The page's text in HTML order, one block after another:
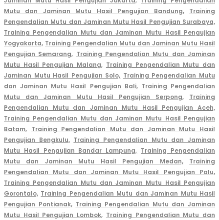
Mutu dan Jaminan Mutu Hasil Pengujian Bandung,
Training
Pengendalian Mutu dan Jaminan Mutu Hasil Pengujian Surabaya,
Training Pengendalian Mutu dan Jaminan Mutu Hasil Pengujian
Yogyakarta, Training Pengendalian Mutu dan Jaminan Mutu Hasil
Pengujian Semarang, Training Pengendalian Mutu dan Jaminan
Mutu Hasil Pengujian Malang, Training Pengendalian Mutu dan
Jaminan Mutu Hasil Pengujian Solo, Training Pengendalian Mutu
dan Jaminan Mutu Hasil Pengujian Bali, Training Pengendalian
Mutu dan Jaminan Mutu Hasil Pengujian Serpong,
Training
Pengendalian Mutu dan Jaminan Mutu Hasil Pengujian Aceh,
Training Pengendalian Mutu dan Jaminan Mutu Hasil Pengujian
Batam, Training Pengendalian Mutu dan Jaminan Mutu Hasil
Pengujian Bengkulu, Training Pengendalian Mutu dan Jaminan
Mutu Hasil Pengujian Bandar Lampung, Training Pengendalian
Mutu dan Jaminan Mutu Hasil Pengujian Medan,
Training
Pengendalian Mutu dan Jaminan Mutu Hasil Pengujian Palu,
Training Pengendalian Mutu dan Jaminan Mutu Hasil Pengujian
Gorontalo, Training Pengendalian Mutu dan Jaminan Mutu Hasil
Pengujian Pontianak, Training Pengendalian Mutu dan Jaminan
Mutu Hasil Pengujian Lombok, Training Pengendalian Mutu dan